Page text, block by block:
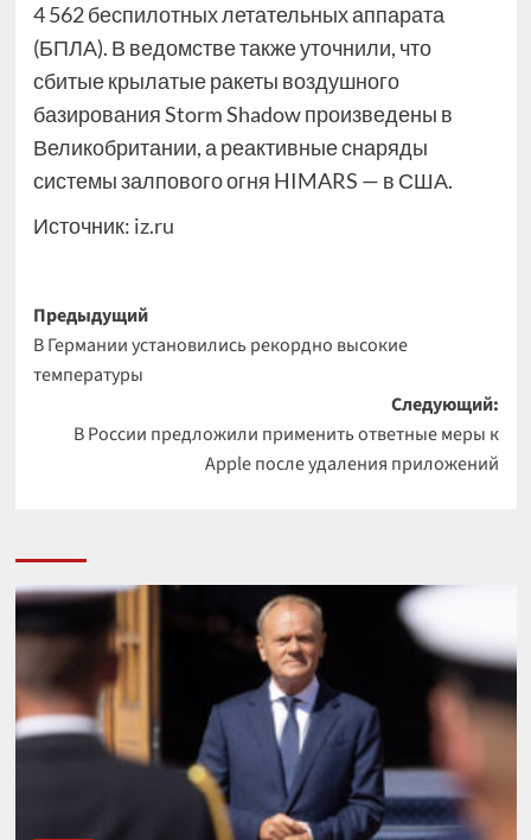
4 562 беспилотных летательных аппарата
(БПЛА). В ведомстве также уточнили, что
сбитые крылатые ракеты воздушного
базирования Storm Shadow произведены в
Великобритании, а реактивные снаряды
системы залпового огня HIMARS — в США.
Источник: iz.ru
Навигация
записи
Предыдущий
В Германии установились рекордно высокие
температуры
Следующий:
В России предложили применить ответные меры к
Apple после удаления приложений